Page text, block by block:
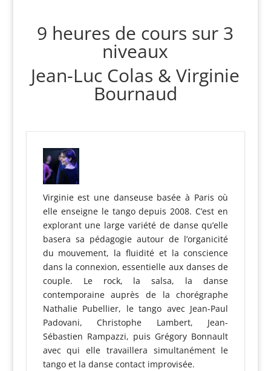
9 heures de cours sur 3
niveaux
Jean-Luc Colas & Virginie
Bournaud
Virginie est une danseuse basée à Paris où
elle enseigne le tango depuis 2008. C’est en
explorant une large variété de danse qu’elle
basera sa pédagogie autour de l’organicité
du mouvement, la fluidité et la conscience
dans la connexion, essentielle aux danses de
couple. Le rock, la salsa, la danse
contemporaine auprès de la chorégraphe
Nathalie Pubellier, le tango avec Jean-Paul
Padovani, Christophe Lambert, Jean-
Sébastien Rampazzi, puis Grégory Bonnault
avec qui elle travaillera simultanément le
tango et la danse contact improvisée.